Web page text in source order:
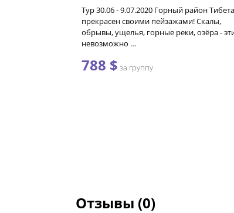
Тур 30.06 - 9.07.2020 Горный район Тибета
прекрасен своими пейзажами! Скалы,
обрывы, ущелья, горные реки, озёра -
невозможно …
788 $ за группу
Отзывы (0)